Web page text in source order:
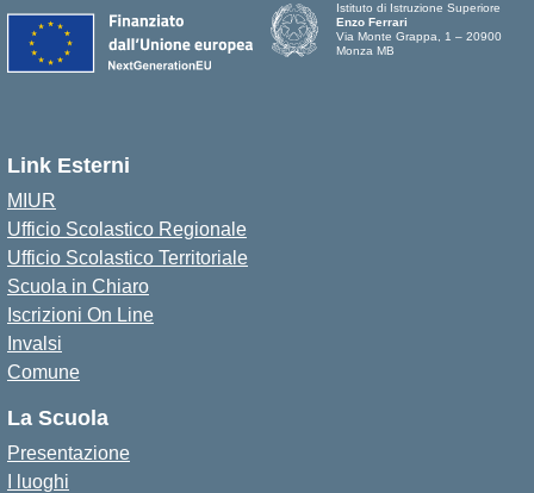
Istituto di Istruzione Superiore
Enzo Ferrari
Via Monte Grappa, 1 – 20900
Monza MB
Link Esterni
MIUR
Ufficio Scolastico Regionale
Ufficio Scolastico Territoriale
Scuola in Chiaro
Iscrizioni On Line
Invalsi
Comune
La Scuola
Presentazione
I luoghi